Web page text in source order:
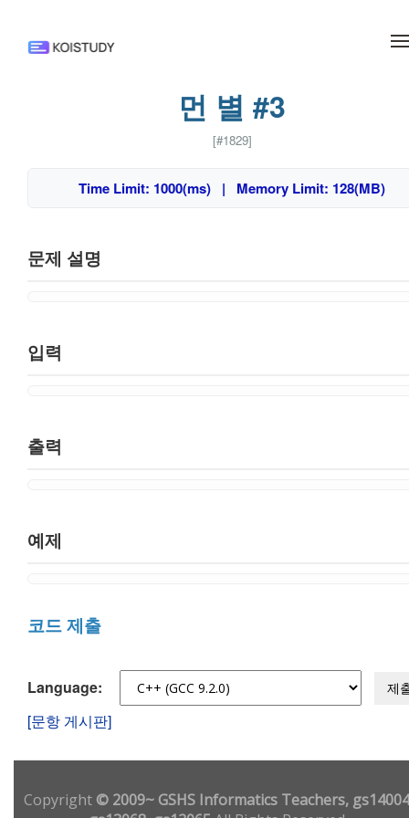
먼 별 #3
[#1829]
Time Limit: 1000(ms) | Memory Limit: 128(MB)
문제 설명
입력
출력
예제
코드 제출
Language: 제
[문항 게시판]
Copyright© 2009~ GSHS Informatics Teachers,